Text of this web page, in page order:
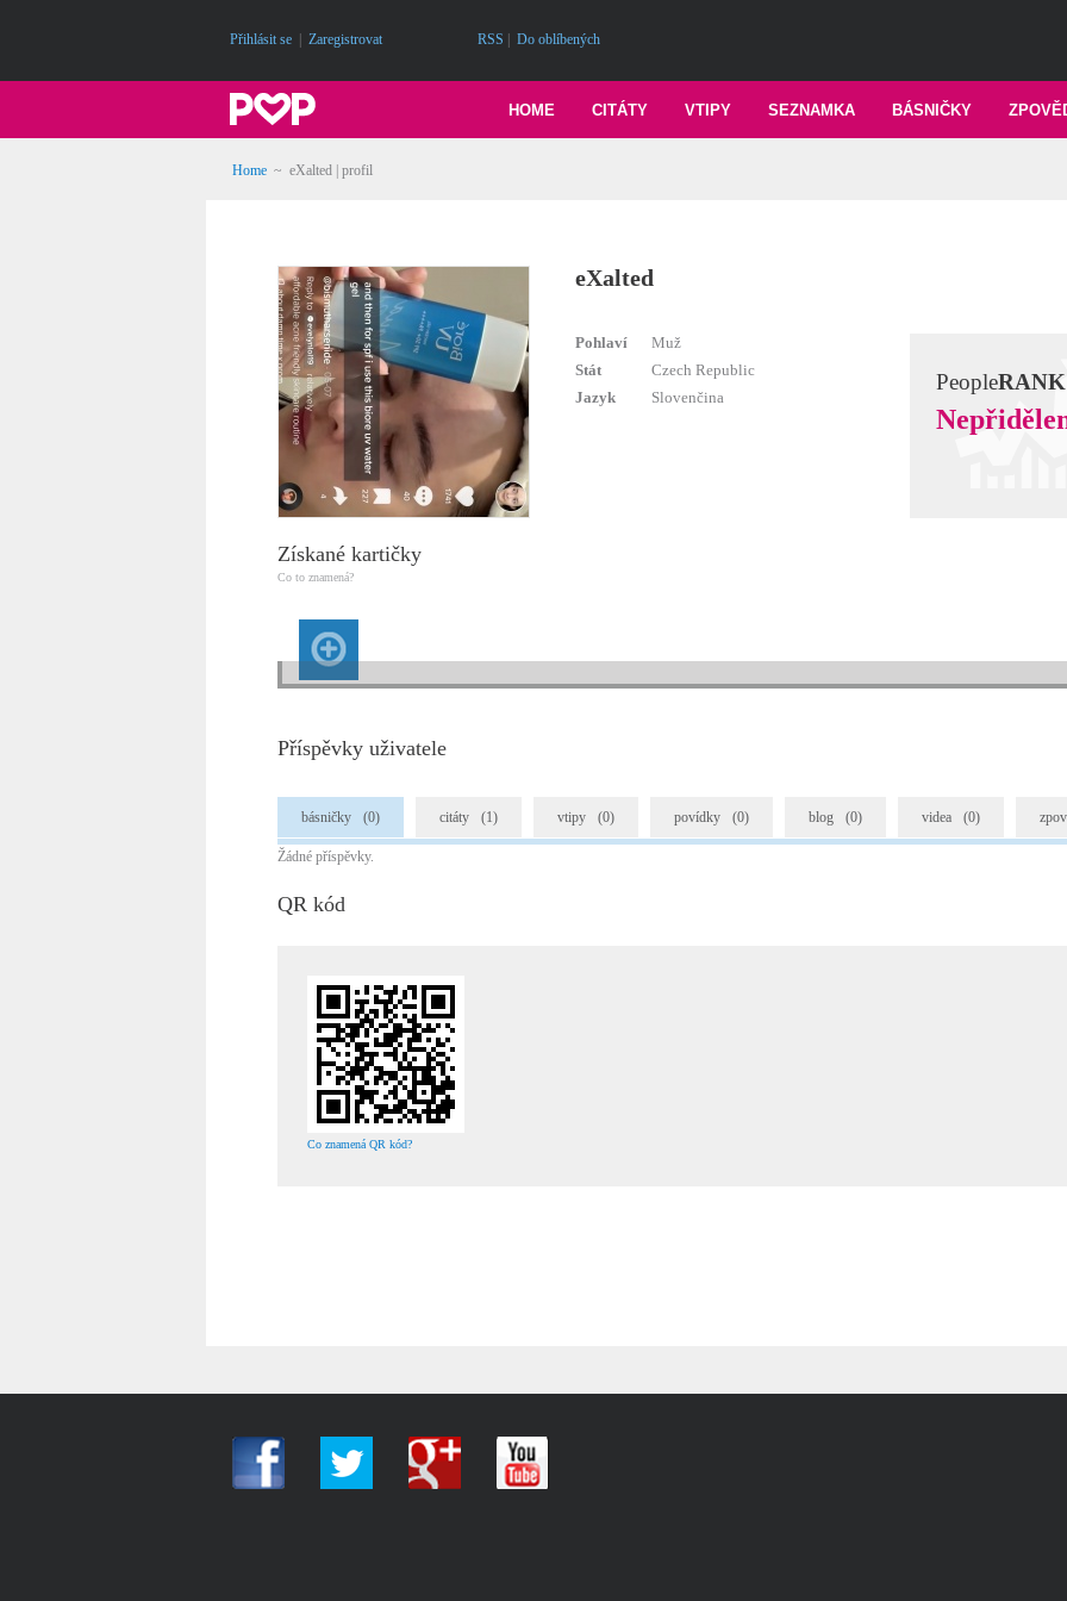
Přihlásit se Zaregistrovat RSS Do oblíbených
BÁSNIČKY
SEZNAMKA
VTIPY
CITÁTY
HOME
Home ~ eXalted | profil
eXalted
Pohlaví
Muž
Stát
Czech Republic
Jazyk
Slovenčina
PeopleRANK
Získané kartičky
Co to znamená?
Příspěvky uživatele
básničky (0) citáty (1) vtipy (0) povídky (0) blog (0) videa (0)
Žádné příspěvky.
QR kód
Co znamená QR kód?